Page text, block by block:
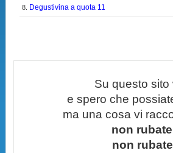
8. Degustivina a quota 11
Su questo
e spero che
ma una cosa vi
non rubate
non rubate